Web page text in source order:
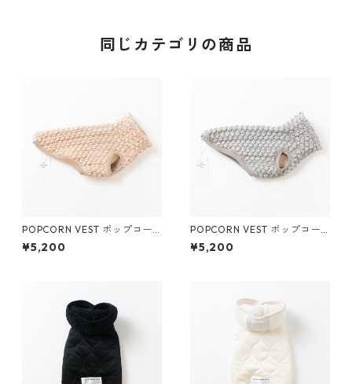
同じカテゴリの商品
POPCORN VEST ポップコー
ンベスト (ベージュ)
¥5,200
POPCORN VEST ポップコー
ンベスト (グレー)
¥5,200